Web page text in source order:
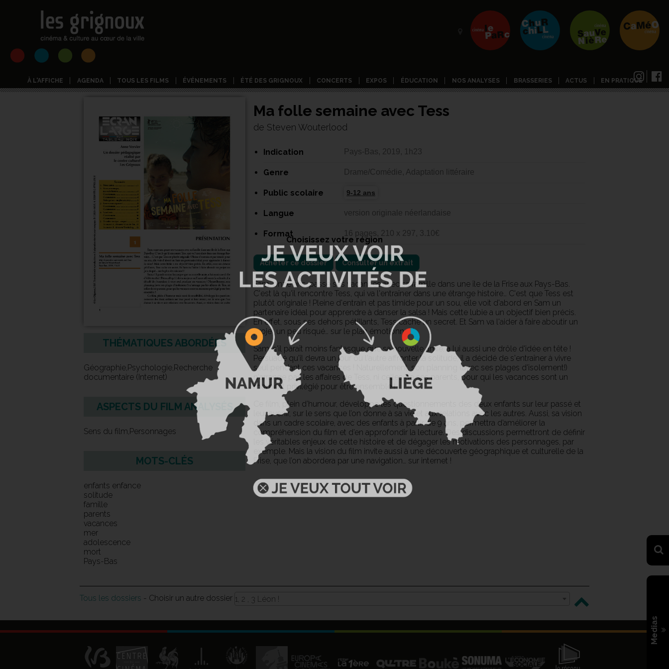
Medias
À L'AFFICHE AGENDA TOUS LES FILMS ÉVÉNEMENTS ÉTÉ DES GRIGNOUX CONCERTS EXPOS ÉDUCATION NOS ANALYSES BRASSERIES ACTUS EN PRATIQUE
THÉMATIQUES ABORDÉES
Géographie,Psychologie,Recherche
documentaire (Internet)
ASPECTS DU FILM ANALYSÉS
Sens du film,Personnages
MOTS-CLÉS
enfants enfance
solitude
famille
parents
vacances
mer
adolescence
mort
Pays-Bas
Ma folle semaine avec Tess
de Steven Wouterlood
Indication Pays-Bas, 2019, 1h23
Genre Drame/Comédie, Adaptation littéraire
Public scolaire 9-12 ans
Langue version originale néerlandaise
Format 16 pages, 210 x 297, 3.10€
Acheter ce dossier Consulter un extrait
Sam, onze ans, passe ses vacances avec sa famille dans une île de la Frise aux Pays-Bas.
C'est là qu'il rencontre Tess, qui va l'entraîner dans une étrange histoire… C'est que Tess est
plutôt originale ! Pleine d'entrain et pas timide pour un sou, elle voit d'abord en Sam un
partenaire idéal pour apprendre à danser la salsa ! Mais cette lubie a un objectif bien précis.
En effet, sous ses dehors pétillants, Tess cache un secret. Et Sam va l'aider à faire aboutir un
projet un peu risqué… sur le plan émotionnel !
Sam, s'il paraît moins fantasque que sa nouvelle amie, a lui aussi une drôle d'idée en tête !
Persuadé qu'il devra un jour ou l'autre affronter la solitude, il a décidé de s'entraîner à vivre
seul pendant ces vacances ! Naturellement, son planning (avec ses plages d'isolement!)
n'arrange pas les affaires de Tess, ni celles de ses parents, pour qui les vacances sont un
moment privilégié pour être ensemble !
Ce film, plein d’humour, développe les questionnements des deux enfants sur leur passé et
leur avenir, sur le sens que l’on donne à sa vie et aux relations avec les autres. Aussi, sa vision
dans un cadre scolaire, avec des enfants à partir de 9 ans, permettra d’améliorer la
compréhension du film et d’en approfondir la lecture. Des discussions permettront de définir
les véritables enjeux de cette histoire et de dégager les motivations des personnages, par
exemple. Mais la vision du film invite aussi à une découverte géographique et culturelle de la
Frise, que l’on abordera par une navigation… sur internet !
Tous les dossiers - Choisir un autre dossier 1, 2 , 3 Léon !
Choisissez votre région